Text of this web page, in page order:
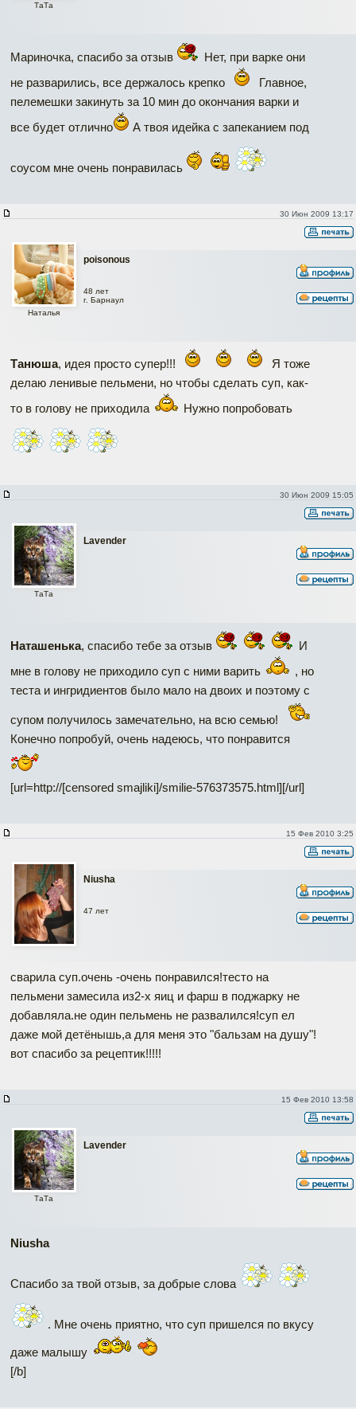
ТаТa
Мариночка, спасибо за отзыв
Нет, при варке они
не разварились, все держалось крепко
Главное,
пелемешки закинуть за 10 мин до окончания варки и
все будет отлично
А твоя идейка с запеканием под
соусом мне очень понравилась
30 Июн 2009 13:17
poisonous
Наталья
48 лет
г. Барнаул
Танюша, идея просто супер!!!
Я тоже
делаю ленивые пельмени, но чтобы сделать суп, как-
то в голову не приходила
Нужно попробовать
30 Июн 2009 15:05
Lavender
ТаТa
Наташенька, спасибо тебе за отзыв
И
мне в голову не приходило суп с ними варить
, но
теста и ингридиентов было мало на двоих и поэтому с
супом получилось замечательно, на всю семью!
Конечно попробуй, очень надеюсь, что понравится
[url=http://[censored smajliki]/smilie-576373575.html][/url]
15 Фев 2010 3:25
Niusha
47 лет
сварила суп.очень -очень понравился!тесто на
пельмени замесила из2-х яиц и фарш в поджарку не
добавляла.не один пельмень не развалился!суп ел
даже мой детёнышь,а для меня это "бальзам на душу"!
вот спасибо за рецептик!!!!!
15 Фев 2010 13:58
Lavender
ТаТa
Niusha
Спасибо за твой отзыв, за добрые слова
. Мне очень приятно, что суп пришелся по вкусу
даже малышу
[/b]